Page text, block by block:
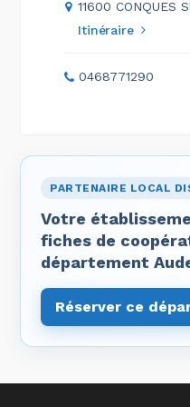
11600 CONQUES
Itinéraire
0468771290
PARTENAIRE LOCAL
Votre
fiches de
département
Réserver ce